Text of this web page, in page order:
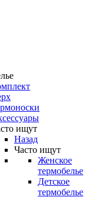
ищут
Назад
Часто ищут
Женское
термобелье
Детское
термобелье